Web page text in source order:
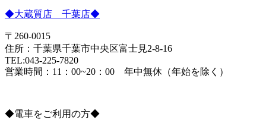
◆大蔵質店 千葉店◆
〒260-0015
住所：千葉県千葉市中央区富士見2-8-16
TEL:043-225-7820
営業時間：11：00~20：00 年中無休（年始を除く）
◆電車をご利用の方◆